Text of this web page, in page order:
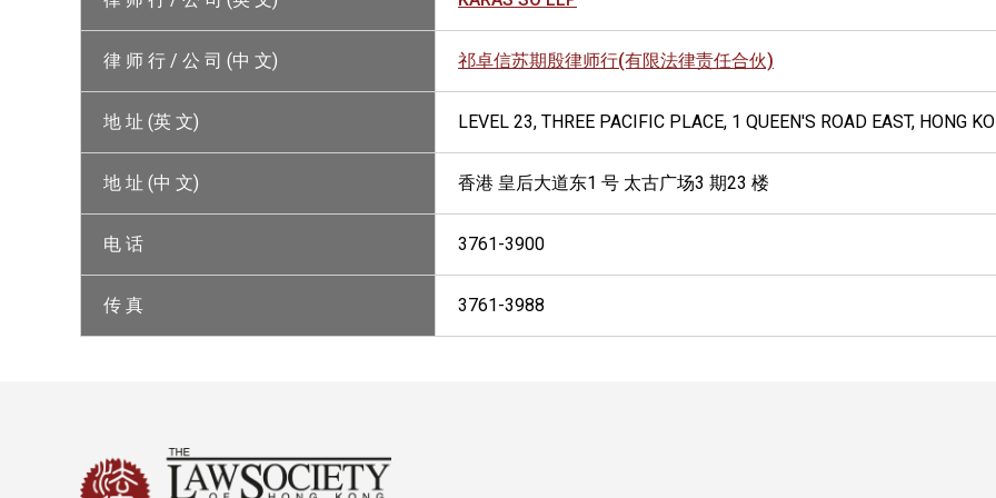
律 师 行 / 公 司 (中 文) 祁卓信苏期殷律师行(有限法律责任合伙)
地 址 (英 文) LEVEL 23, THREE PACIFIC PLACE, 1 QUEEN'S ROAD EAST, HONG
地 址 (中 文) 香港 皇后大道东1 号 太古广场3 期23 楼
电 话 3761-3900
传 真 3761-3988